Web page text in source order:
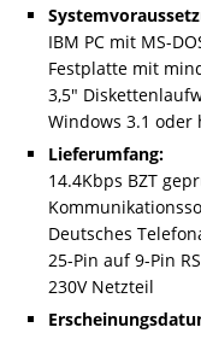
IBM PC mit MS-
Festplatte mit
3,5″
Windows 3.1 oder
Lieferumfang:
14.4Kbps BZT
Deutsches
25-Pin auf 9-Pin
230V Netzteil